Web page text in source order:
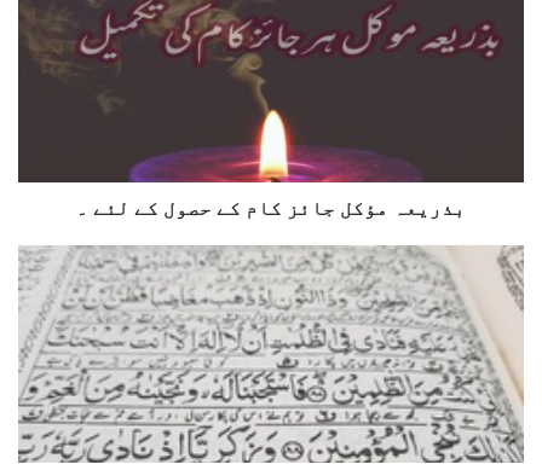
جائز
کام
۔
بذریعہ مؤکل جائز کام کے حصول کے لئے ۔
آیت
کریمہ
لا
انت
سبحانک
انی
کنت